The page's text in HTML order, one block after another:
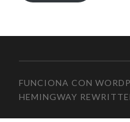
FUNCIONA CON
HEMINGWAY